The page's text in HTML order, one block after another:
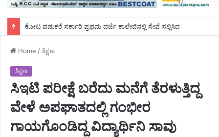
Home /ಶಿಕ್ಷಣ
ಶಿಕ್ಷಣ
ಸಿಇಟಿ ಪರೀಕ್ಷೆ ಬರೆದು ಮನೆಗೆ ತೆರಳುತ್ತಿದ್ದ
ವೇಳೆ ಅಪಘಾತದಲ್ಲಿ ಗಂಭೀರ
ಗಾಯಗೊಂಡಿದ್ದ ವಿದ್ಯಾರ್ಥಿನಿ ಸಾವು